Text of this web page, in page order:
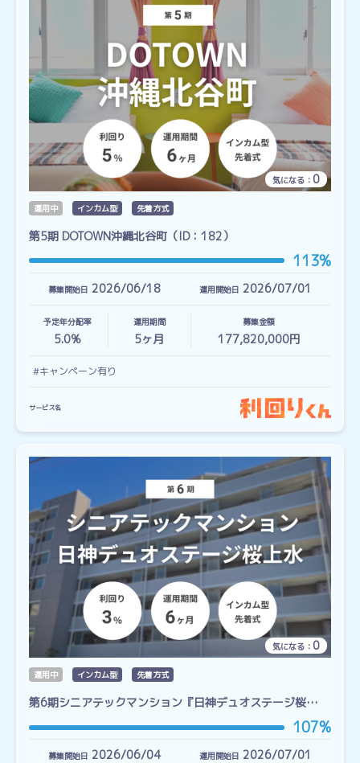
気になる： 0
運用中 インカム型 先着方式
第5期 DOTOWN沖縄北谷町（ID：182）
113%
募集開始日 2026/06/18 運用開始日 2026/07/01
予定年分配率
5.0%
運用期間
5ヶ月
募集金額
177,820,000円
#キャンペーン有り
サービス名
気になる： 0
運用中 インカム型 先着方式
第6期シニアテックマンション『日神デュオステージ桜…
107%
募集開始日 2026/06/04 運用開始日 2026/07/01